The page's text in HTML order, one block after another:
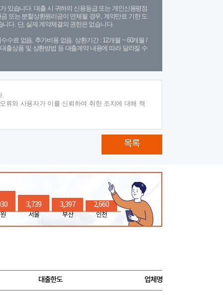
있습니다. 대출 시 귀하의 신용등급 또는 개인신용평점
또는 분할상환원리금이 연체될 경우, 계약만료 기한 도
다. 단, 실제 계약체결의 권한은 없습니다.
수료 없음, 추가비용 없음. 상환기간 : 12개월 ~ 60개월 /
출상품 및 상환방법 등 대출계약 내용에 따라 달라질 수
.
류와 사용자가 이를 신뢰하여 취한 조치에 대해 책
목록
3,739
서울
3,397
부산
2,660
인천
대출한도 업체명